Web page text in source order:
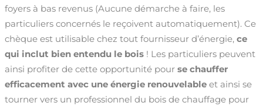
foyers à bas revenus (Aucune démarche à faire, les
particuliers concernés le reçoivent automatiquement). Ce
chèque est utilisable chez tout fournisseur d’énergie, ce
qui inclut bien entendu le bois ! Les particuliers peuvent
ainsi profiter de cette opportunité pour se chauffer
efficacement avec une énergie renouvelable et ainsi se
tourner vers un professionnel du bois de chauffage pour